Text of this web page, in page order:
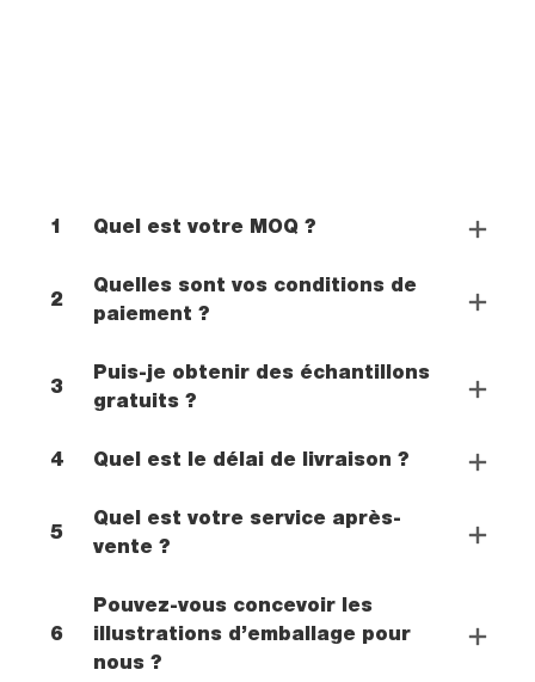
1 Quel est votre MOQ ?
2
Quelles sont vos conditions de
paiement ?
3
Puis-je obtenir des échantillons
gratuits ?
4 Quel est le délai de livraison ?
5
Quel est votre service après-
vente ?
6
Pouvez-vous concevoir les
illustrations d’emballage pour
nous ?